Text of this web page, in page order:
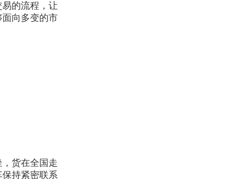
的流程，让
向多变的市
货在全国走
持紧密联系